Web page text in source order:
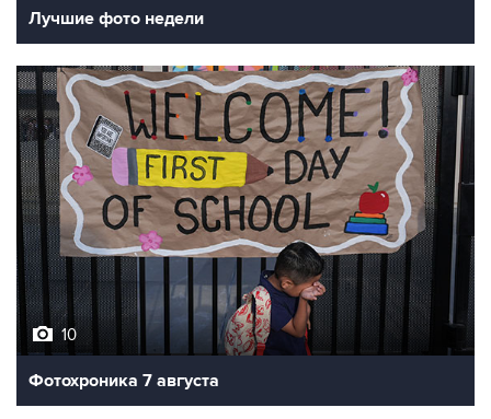
Лучшие фото недели
10
Фотохроника 7 августа